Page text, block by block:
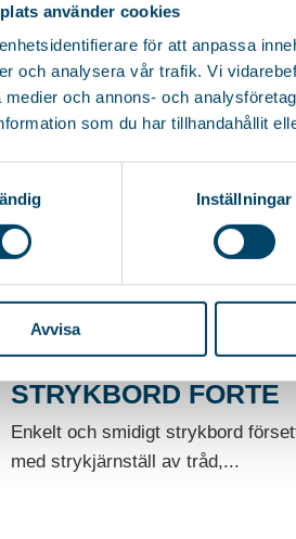
använder cookies
för att anpassa
och analysera vår trafik. Vi
medier och annons- och
som du har tillhandahållit
Inställningar
Avvisa
Vår storsäljare
STRYKBORD NEXT
BLACK
Tidlöst och praktiskt strykbord med
smidig höjdinställning och låsbart...
449
STRYKBORD FORTE
Enkelt och smidigt strykbord
med strykjärnställ av tråd,...